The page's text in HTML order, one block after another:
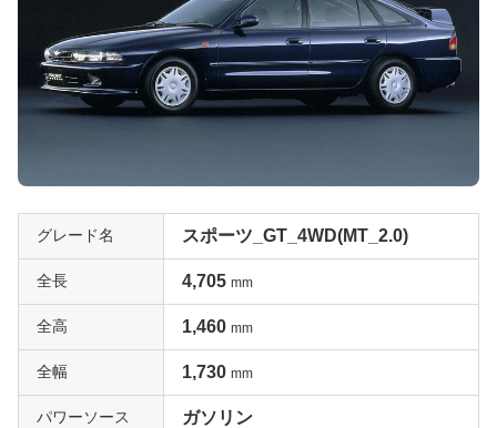
グレード名 スポーツ_GT_4WD(MT_2.0)
全長 4,705 mm
全高 1,460 mm
全幅 1,730 mm
パワーソース ガソリン